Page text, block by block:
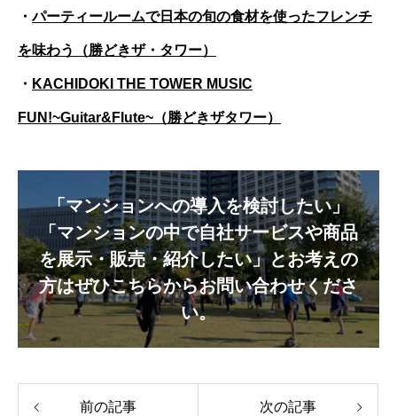
・パーティールームで日本の旬の食材を使ったフレンチ
を味わう（勝どきザ・タワー）
・ KACHIDOKI THE TOWER MUSIC
FUN!~Guitar&Flute~（勝どきザタワー）
「マンションへの導入を検討したい」
「マンションの中で自社サービスや商品
を展示・販売・紹介したい」とお考えの
方はぜひこちらからお問い合わせくださ
い。
前の記事 次の記事